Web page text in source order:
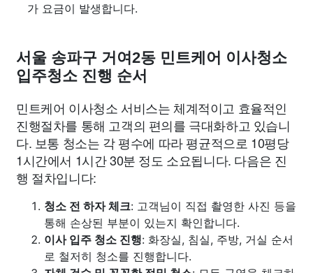
가 요금이 발생합니다.
서울 송파구 거여2동 민트케어 이사청소
입주청소 진행 순서
민트케어 이사청소 서비스는 체계적이고 효율적인
진행절차를 통해 고객의 편의를 극대화하고 있습니
다. 보통 청소는 각 평수에 따라 평균적으로 10평당
1시간에서 1시간 30분 정도 소요됩니다. 다음은 진
행 절차입니다:
청소 전 하자 체크: 고객님이 직접 촬영한 사진 등을
통해 손상된 부분이 있는지 확인합니다.
이사 입주 청소 진행: 화장실, 침실, 주방, 거실 순서
로 철저히 청소를 진행합니다.